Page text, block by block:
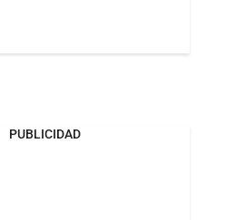
PUBLICIDAD